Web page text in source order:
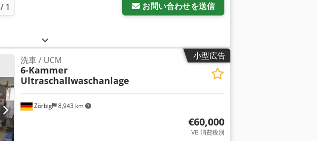
/ 1 お問い合わせを送信
小型広告
Zörbig 8,943 km
洗車 / UCM
6-Kammer
Ultraschallwaschanlage
€60,000
VB 消費税別